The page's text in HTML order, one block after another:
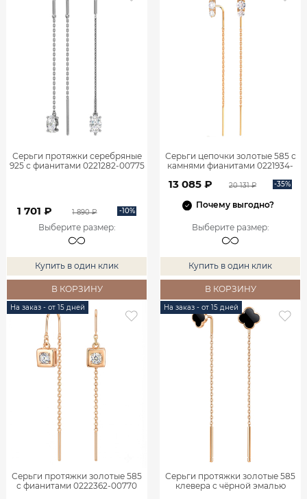
Серьги протяжки серебряные
925 с фианитами 0221282-00775
1 701 ₽ 1 890 ₽ -10%
Выберите размер:
Купить в один клик
В КОРЗИНУ
Серьги цепочки золотые 585 с
камнями фианитами 0221934-
13 085 ₽ 20 131 ₽ -35%
Почему выгодно?
Выберите размер:
Купить в один клик
В КОРЗИНУ
На заказ - от 15 дней
Серьги протяжки золотые 585
с фианитами 0222362-00770
На заказ - от 15 дней
Серьги протяжки золотые 585
клевера с чёрной эмалью